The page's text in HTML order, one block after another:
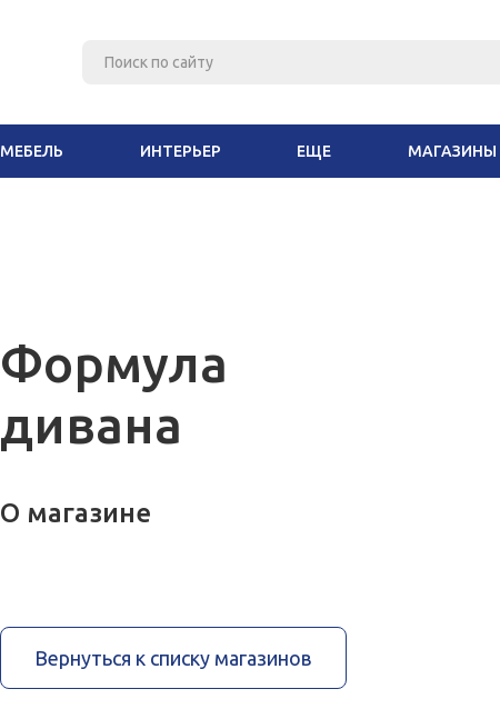
МЕБЕЛЬ ИНТЕРЬЕР ЕЩЕ МАГАЗИНЫ
Формула
дивана
О магазине
Вернуться к списку магазинов